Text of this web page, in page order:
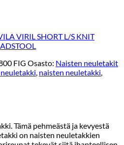
VIRIL SHORT L/S KNIT
FIG Osasto: Naisten neuletakit
, naisten neuletakki,
Tämä pehmeästä ja kevyestä
on naisten neuletakkien